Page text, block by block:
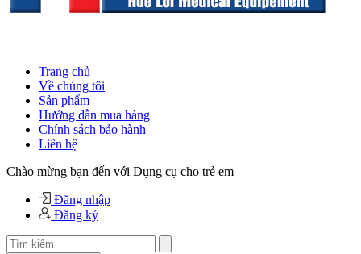
Trang chủ
Về chúng tôi
Sản phẩm
Hướng dẫn mua hàng
Chính sách bảo hành
Liên hệ
Chào mừng bạn đến với Dụng cụ cho trẻ em
Đăng nhập
Đăng ký